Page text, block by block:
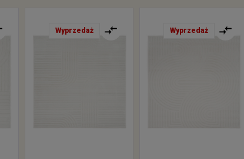
Wyprzedaż Wyprzedaż